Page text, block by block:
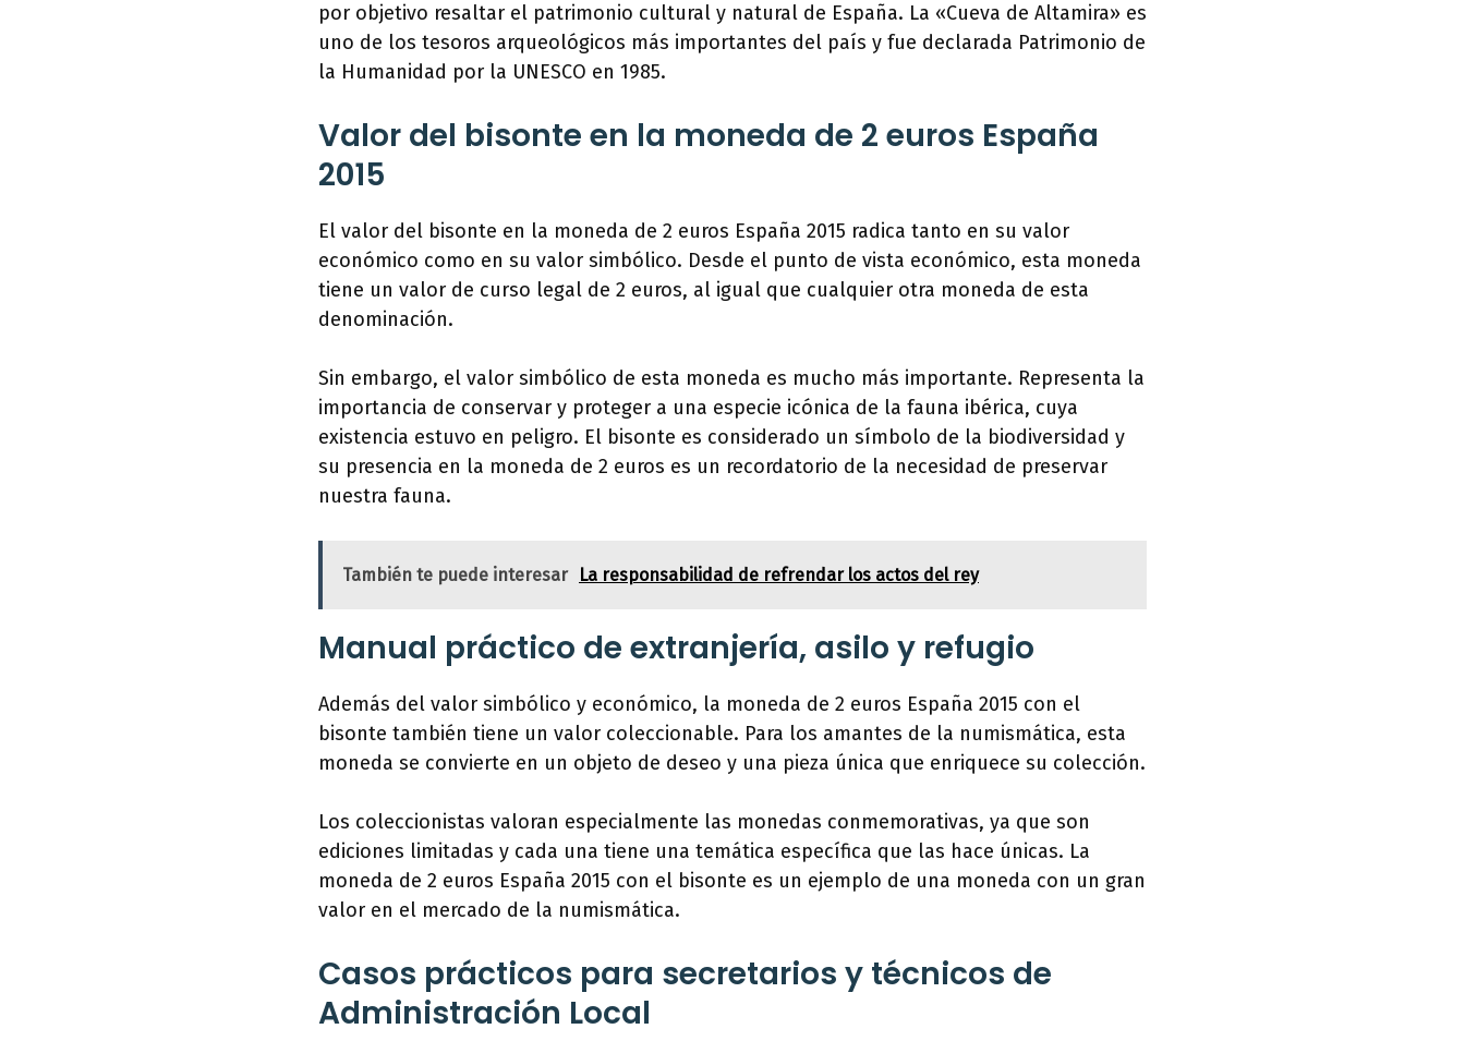
por objetivo resaltar el patrimonio cultural y natural de España. La «Cueva de Altamira» es
uno de los tesoros arqueológicos más importantes del país y fue declarada Patrimonio de
la Humanidad por la UNESCO en 1985.
Valor del bisonte en la moneda de 2 euros España
2015
El valor del bisonte en la moneda de 2 euros España 2015 radica tanto en su valor
económico como en su valor simbólico. Desde el punto de vista económico, esta moneda
tiene un valor de curso legal de 2 euros, al igual que cualquier otra moneda de esta
denominación.
Sin embargo, el valor simbólico de esta moneda es mucho más importante. Representa la
importancia de conservar y proteger a una especie icónica de la fauna ibérica, cuya
existencia estuvo en peligro. El bisonte es considerado un símbolo de la biodiversidad y
su presencia en la moneda de 2 euros es un recordatorio de la necesidad de preservar
nuestra fauna.
También te puede interesar La responsabilidad de refrendar los actos del rey
Manual práctico de extranjería, asilo y refugio
Además del valor simbólico y económico, la moneda de 2 euros España 2015 con el
bisonte también tiene un valor coleccionable. Para los amantes de la numismática, esta
moneda se convierte en un objeto de deseo y una pieza única que enriquece su colección.
Los coleccionistas valoran especialmente las monedas conmemorativas, ya que son
ediciones limitadas y cada una tiene una temática específica que las hace únicas. La
moneda de 2 euros España 2015 con el bisonte es un ejemplo de una moneda con un gran
valor en el mercado de la numismática.
Casos prácticos para secretarios y técnicos de
Administración Local